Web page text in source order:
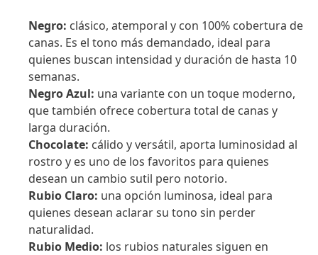
Negro: clásico, atemporal y con 100% cobertura de
canas. Es el tono más demandado, ideal para
quienes buscan intensidad y duración de hasta 10
semanas.
Negro Azul: una variante con un toque moderno,
que también ofrece cobertura total de canas y
larga duración.
Chocolate: cálido y versátil, aporta luminosidad al
rostro y es uno de los favoritos para quienes
desean un cambio sutil pero notorio.
Rubio Claro: una opción luminosa, ideal para
quienes desean aclarar su tono sin perder
naturalidad.
Rubio Medio: los rubios naturales siguen en